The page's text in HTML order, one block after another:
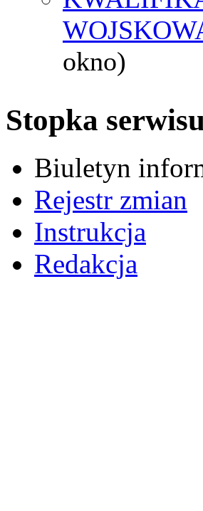
okno)
Stopka
Biuletyn
Rejestr zmian
Instrukcja
Redakcja